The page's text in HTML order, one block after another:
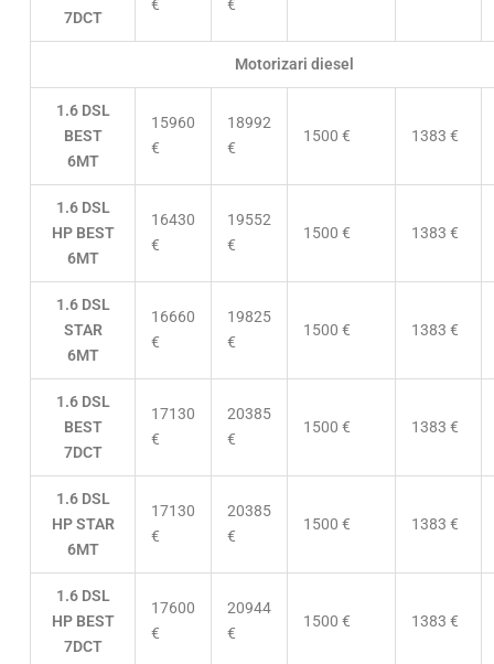
7DCT
€
€
Motorizari diesel
1.6 DSL
BEST
6MT
15960
€
18992
€
1500 € 1383 €
1.6 DSL
HP BEST
6MT
16430
€
19552
€
1500 € 1383 €
1.6 DSL
STAR
6MT
16660
€
19825
€
1500 € 1383 €
1.6 DSL
BEST
7DCT
17130
€
20385
€
1500 € 1383 €
1.6 DSL
HP STAR
6MT
17130
€
20385
€
1500 € 1383 €
1.6 DSL
HP BEST
7DCT
17600
€
20944
€
1500 € 1383 €